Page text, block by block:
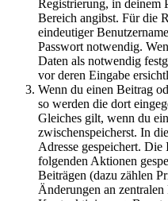
Registrierung, in deinem
Bereich angibst. Für die
eindeutiger
Passwort notwendig.
Daten als notwendig
vor deren Eingabe
Wenn du einen Beitrag
so werden die dort
Gleiches gilt, wenn du
zwischenspeicherst. In
Adresse gespeichert.
folgenden Aktionen
Beiträgen (dazu zählen
Änderungen an